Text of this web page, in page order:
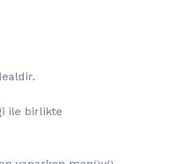
ile birlikte